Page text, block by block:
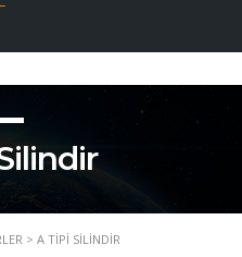
> A TIPI SILINDIR